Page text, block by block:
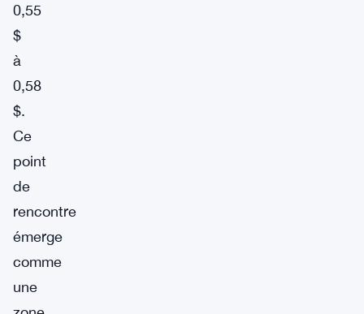
0,55
$
à
0,58
$.
Ce
point
de
rencontre
émerge
comme
une